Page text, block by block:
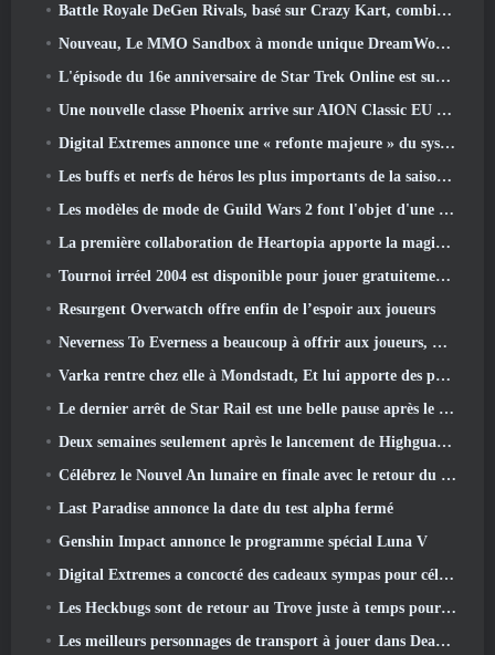
Battle Royale DeGen Rivals, basé sur Crazy Kart, combine toutes les choses que vous ne saviez probablement pas que vous vouliez combiner
Nouveau, Le MMO Sandbox à monde unique DreamWorld arrive sur Steam en accès anticipé
L'épisode du 16e anniversaire de Star Trek Online est supprimé dans le cadre de la mise à jour « Corruption »
Une nouvelle classe Phoenix arrive sur AION Classic EU dans la mise à jour « Ignite »
Digital Extremes annonce une « refonte majeure » du système de progression des joueurs de Soulframe
Les buffs et nerfs de héros les plus importants de la saison 6.5
Les modèles de mode de Guild Wars 2 font l'objet d'une refonte basée sur les commentaires des joueurs
La première collaboration de Heartopia apporte la magie de l'amitié de mon petit poney
Tournoi irréel 2004 est disponible pour jouer gratuitement et Epic ne poursuivra personne pour cela
Resurgent Overwatch offre enfin de l’espoir aux joueurs
Neverness To Everness a beaucoup à offrir aux joueurs, Particulièrement amusant
Varka rentre chez elle à Mondstadt, Et lui apporte des problèmes dans la mise à jour Luna V de Genshin Impact
Le dernier arrêt de Star Rail est une belle pause après le traumatisme
Deux semaines seulement après le lancement de Highguard, Wildlight Entertainment annonce des licenciements
Célébrez le Nouvel An lunaire en finale avec le retour du « mode Bank It »
Last Paradise annonce la date du test alpha fermé
Genshin Impact annonce le programme spécial Luna V
Digital Extremes a concocté des cadeaux sympas pour célébrer le nouvel an lunaire dans Warframe
Les Heckbugs sont de retour au Trove juste à temps pour la saison de l'amour
Les meilleurs personnages de transport à jouer dans Deadlock